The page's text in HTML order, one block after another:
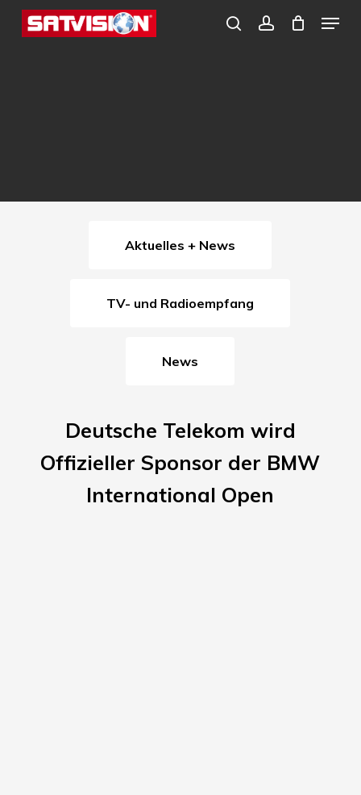
Skip
search
Menu
Aktuelles + News
TV- und Radioempfang
News
Deutsche Telekom wird
Offizieller Sponsor der BMW
International Open